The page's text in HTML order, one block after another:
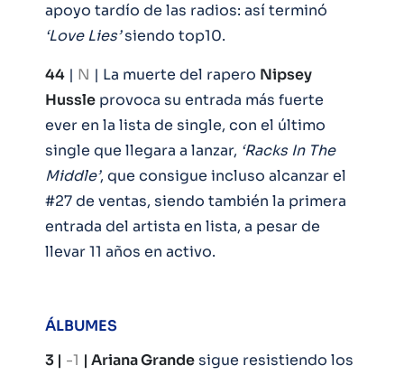
apoyo tardío de las radios: así terminó
‘Love Lies’siendo top10.
44 | N | La muerte del rapero Nipsey
Hussle provoca su entrada más fuerte
ever en la lista de single, con el último
single que llegara a lanzar, ‘Racks In The
Middle’, que consigue incluso alcanzar el
#27 de ventas, siendo también la primera
entrada del artista en lista, a pesar de
llevar 11 años en activo.
ÁLBUMES
3 | -1 | Ariana Grandesigue resistiendo los